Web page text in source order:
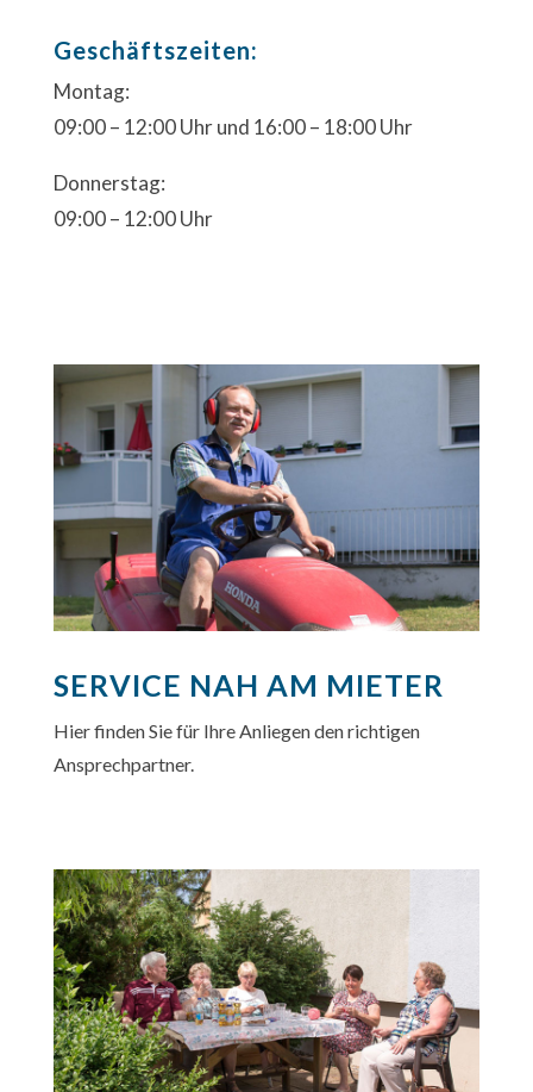
Geschäftszeiten:
Montag:
09:00 – 12:00 Uhr und 16:00 – 18:00 Uhr
Donnerstag:
09:00 – 12:00 Uhr
SERVICE NAH AM MIETER
Hier finden Sie für Ihre Anliegen den richtigen
Ansprechpartner.